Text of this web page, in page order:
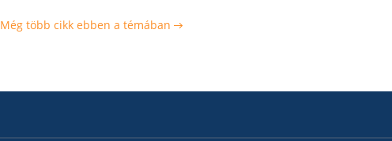
Még több cikk ebben a témában